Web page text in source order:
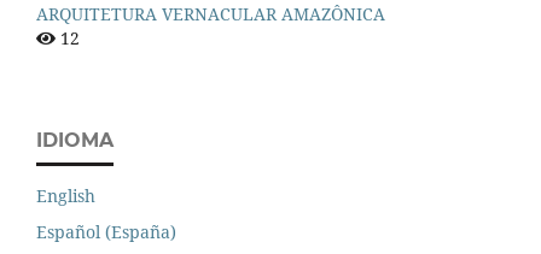
ARQUITETURA VERNACULAR AMAZÔNICA
12
IDIOMA
English
Español (España)